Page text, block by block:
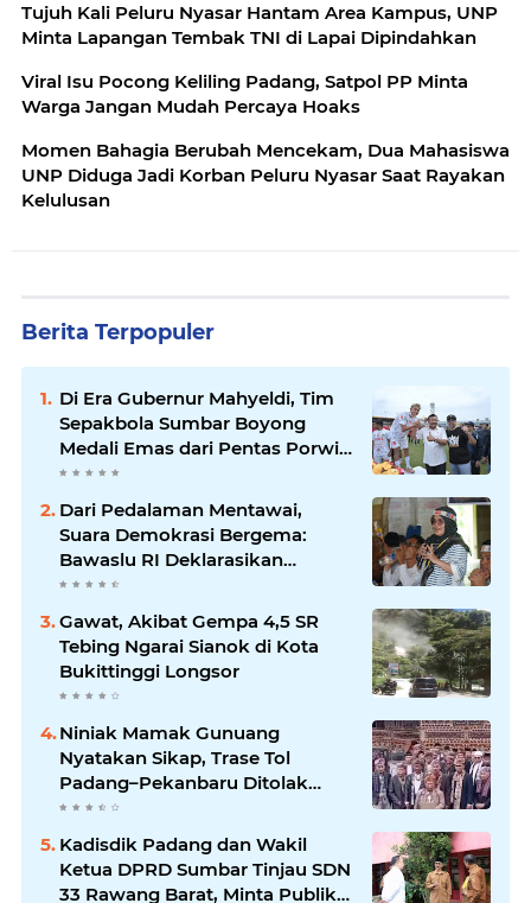
Tujuh Kali Peluru Nyasar Hantam Area Kampus, UNP
Minta Lapangan Tembak TNI di Lapai Dipindahkan
Viral Isu Pocong Keliling Padang, Satpol PP Minta
Warga Jangan Mudah Percaya Hoaks
Momen Bahagia Berubah Mencekam, Dua Mahasiswa
UNP Diduga Jadi Korban Peluru Nyasar Saat Rayakan
Kelulusan
Berita Terpopuler
Di Era Gubernur Mahyeldi, Tim
Sepakbola Sumbar Boyong
Medali Emas dari Pentas Porwil
Sumatera XI
Dari Pedalaman Mentawai,
Suara Demokrasi Bergema:
Bawaslu RI Deklarasikan
Kampung Pengawasan
Partisipatif di Desa Matotonan
Gawat, Akibat Gempa 4,5 SR
Tebing Ngarai Sianok di Kota
Bukittinggi Longsor
Niniak Mamak Gunuang
Nyatakan Sikap, Trase Tol
Padang–Pekanbaru Ditolak
Lewati Tanah Ulayat
Kadisdik Padang dan Wakil
Ketua DPRD Sumbar Tinjau SDN
33 Rawang Barat, Minta Publik